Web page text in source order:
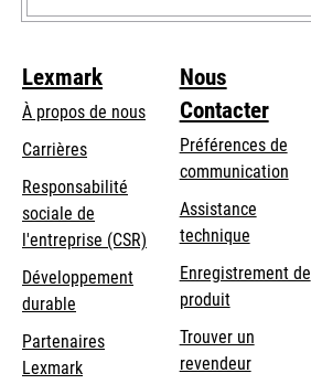
Lexmark
À propos de nous
Carrières
s’ouvre
dans
un
nouvel
onglet
Responsabilité
sociale de
l'entreprise (CSR) s’ouvre
onglet
Développement
durable
Partenaires
Lexmark
Nous
Contacter
Préférences de
communication
s’ouvre
dans
un
nouvel
onglet
Assistance
techniques’ouvre
un
onglet
Enregistrement de
produit
Trouver un
revendeur